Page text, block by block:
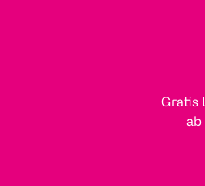
Gratis
ab